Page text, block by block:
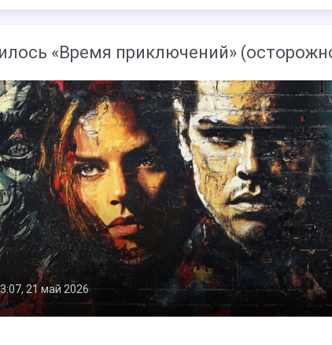
«Время приключений»
21 май 2026